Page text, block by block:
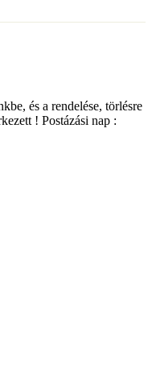
és a rendelése, törlésre
! Postázási nap :